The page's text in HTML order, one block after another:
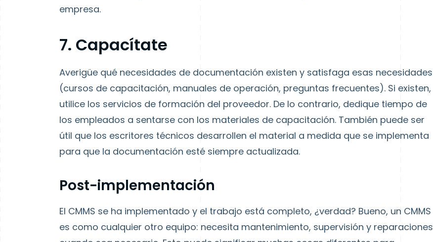
empresa.
7. Capacítate
Averigüe qué necesidades de documentación existen y satisfaga esas necesidades
(cursos de capacitación, manuales de operación, preguntas frecuentes). Si existen,
utilice los servicios de formación del proveedor. De lo contrario, dedique tiempo de
los empleados a sentarse con los materiales de capacitación. También puede ser
útil que los escritores técnicos desarrollen el material a medida que se implementa
para que la documentación esté siempre actualizada.
Post-implementación
El CMMS se ha implementado y el trabajo está completo, ¿verdad? Bueno, un CMMS
es como cualquier otro equipo: necesita mantenimiento, supervisión y reparaciones